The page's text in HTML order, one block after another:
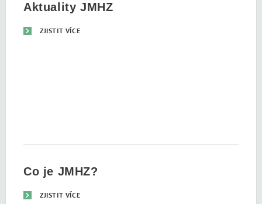
Aktuality JMHZ
ZJISTIT VÍCE
Co je JMHZ?
ZJISTIT VÍCE